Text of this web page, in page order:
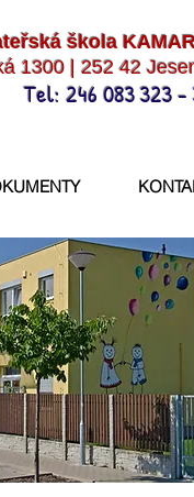
škola
1300 | 252 42
Tel: 246 083 323 -